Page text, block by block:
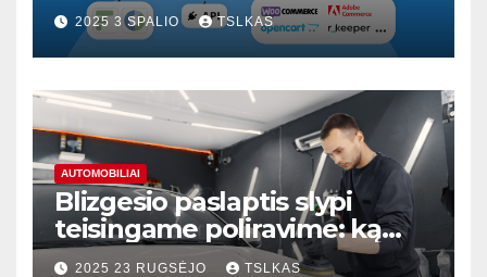
2025 3 SPALIO TSLKAS
AUTOMOBILIAI
Blizgesio paslaptis slypi
teisingame poliravime: ką
svarbu žinoti?
2025 23 RUGSĖJO TSLKAS